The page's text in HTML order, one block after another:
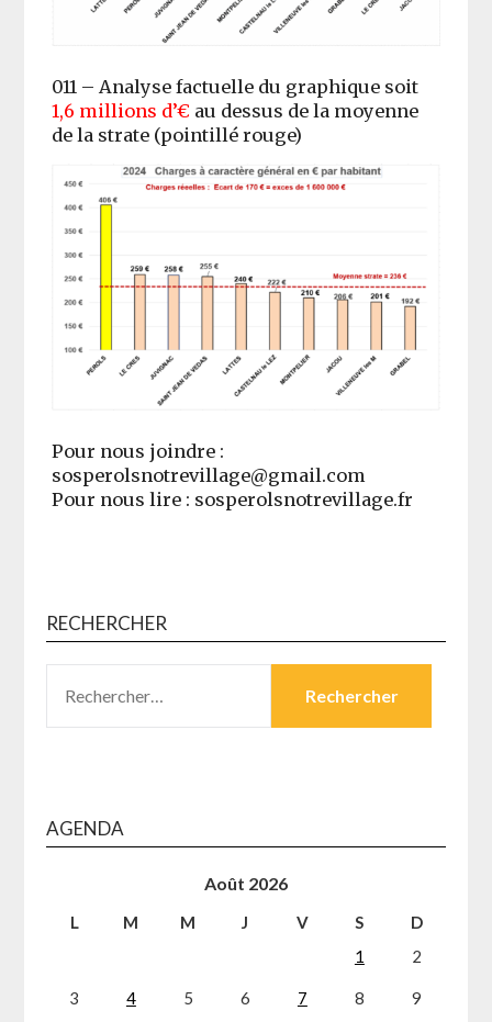
011 – Analyse factuelle du graphique soit
1,6 millions d’€ au dessus de la moyenne
de la strate (pointillé rouge)
Pour nous joindre :
sosperolsnotrevillage@gmail.com
Pour nous lire : sosperolsnotrevillage.fr
RECHERCHER
AGENDA
Août 2026
L M M J V S
D
1
2
3 4 5 6 7 8 9